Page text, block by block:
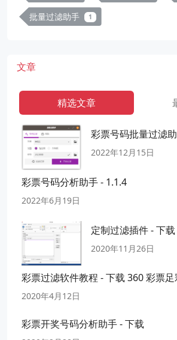
批量过滤助手 1
文章
精选文章
彩票号码批量过滤
2022年12月15日
彩票号码分析助手 - 1.1.4
2022年6月19日
定制过滤插件 - 下载
2020年11月26日
彩票过滤软件教程 - 下载 360 彩票
2020年4月12日
彩票开奖号码分析助手 - 下载